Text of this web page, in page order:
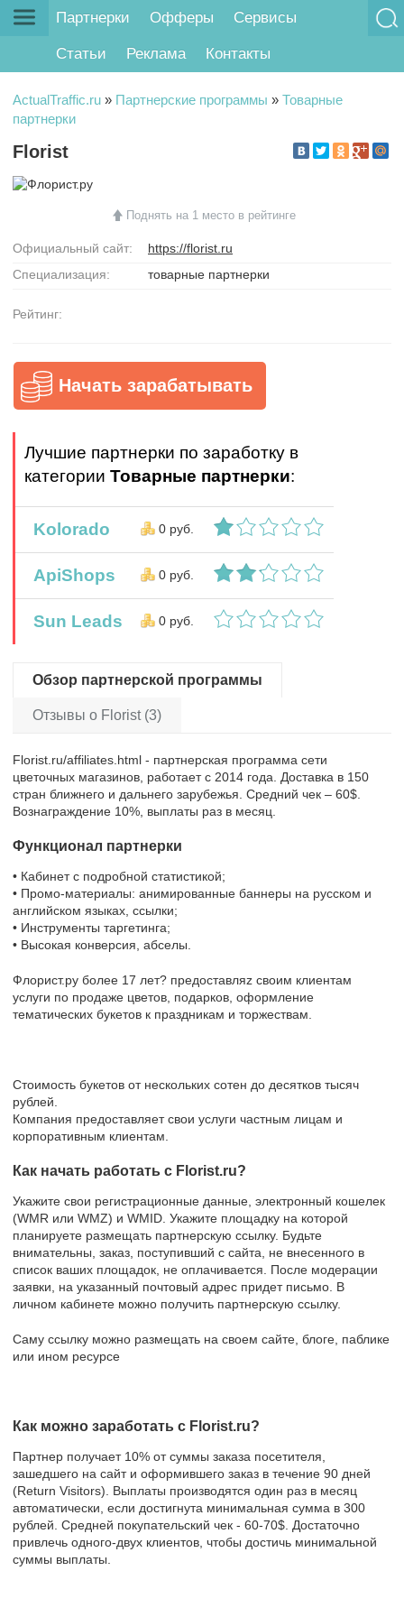
Партнерки Офферы Сервисы
Статьи Реклама Контакты
ActualTraffic.ru » Партнерские программы » Товарные
партнерки
Florist
Поднять на 1 место в рейтинге
Официальный сайт:
https://florist.ru
Специализация:
товарные партнерки
Рейтинг:
Начать зарабатывать
Лучшие партнерки по заработку в
категории Товарные партнерки:
Kolorado 0 руб.
ApiShops 0 руб.
Sun Leads 0 руб.
Обзор партнерской программы
Отзывы о Florist (3)
Florist.ru/affiliates.html - партнерская программа сети
цветочных магазинов, работает с 2014 года. Доставка в 150
стран ближнего и дальнего зарубежья. Средний чек – 60$.
Вознаграждение 10%, выплаты раз в месяц.
Функционал партнерки
• Кабинет с подробной статистикой;
• Промо-материалы: анимированные баннеры на русском и
английском языках, ссылки;
• Инструменты таргетинга;
• Высокая конверсия, абселы.
Флорист.ру более 17 лет? предоставляz своим клиентам
услуги по продаже цветов, подарков, оформление
тематических букетов к праздникам и торжествам.
Стоимость букетов от нескольких сотен до десятков тысяч
рублей.
Компания предоставляет свои услуги частным лицам и
корпоративным клиентам.
Как начать работать с Florist.ru?
Укажите свои регистрационные данные, электронный кошелек
(WMR или WMZ) и WMID. Укажите площадку на которой
планируете размещать партнерскую ссылку. Будьте
внимательны, заказ, поступивший с сайта, не внесенного в
список ваших площадок, не оплачивается. После модерации
заявки, на указанный почтовый адрес придет письмо. В
личном кабинете можно получить партнерскую ссылку.
Саму ссылку можно размещать на своем сайте, блоге, паблике
или ином ресурсе
Как можно заработать с Florist.ru?
Партнер получает 10% от суммы заказа посетителя,
зашедшего на сайт и оформившего заказ в течение 90 дней
(Return Visitors). Выплаты производятся один раз в месяц
автоматически, если достигнута минимальная сумма в 300
рублей. Средней покупательский чек - 60-70$. Достаточно
привлечь одного-двух клиентов, чтобы достичь минимальной
суммы выплаты.